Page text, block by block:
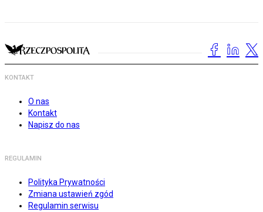
KONTAKT
O nas
Kontakt
Napisz do nas
REGULAMIN
Polityka Prywatności
Zmiana ustawień zgód
Regulamin serwisu